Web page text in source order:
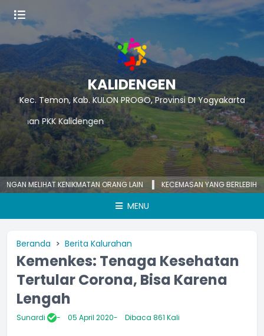
KALIDENGEN
Kec. Temon, Kab. KULON PROGO, Provinsi DI Yogyakarta
MELIHAT KENIKMATAN ORANG LAIN KECEMASAN YANG BERLEBIHAN
MENU
Beranda Berita Kalurahan
Kemenkes: Tenaga Kesehatan
Tertular Corona, Bisa Karena
Lengah
Sunardi 05 April 2020 Dibaca 861 Kali